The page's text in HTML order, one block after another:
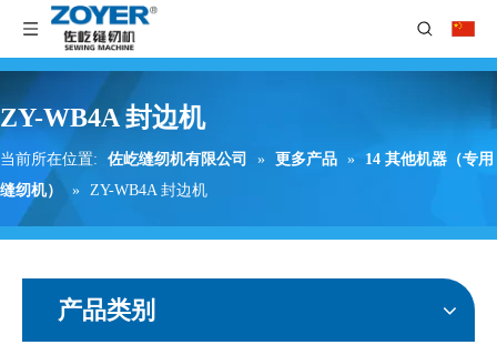
ZY-WB4A 封边机
当前所在位置: 佐屹缝纫机有限公司 » 更多产品 »
14 其他机器（专用
缝纫机）
» ZY-WB4A 封边机
产品类别